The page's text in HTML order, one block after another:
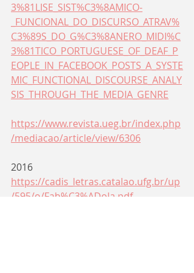
3%81LISE_SIST%C3%8AMICO-
_FUNCIONAL_DO_DISCURSO_ATRAV%
C3%89S_DO_G%C3%8ANERO_MIDI%C
3%81TICO_PORTUGUESE_OF_DEAF_P
EOPLE_IN_FACEBOOK_POSTS_A_SYSTE
MIC_FUNCTIONAL_DISCOURSE_ANALY
SIS_THROUGH_THE_MEDIA_GENRE
https://www.revista.ueg.br/index.php
/mediacao/article/view/6306
2016
https://cadis_letras.catalao.ufg.br/up
/595/o/Fab%C3%ADola.pdf